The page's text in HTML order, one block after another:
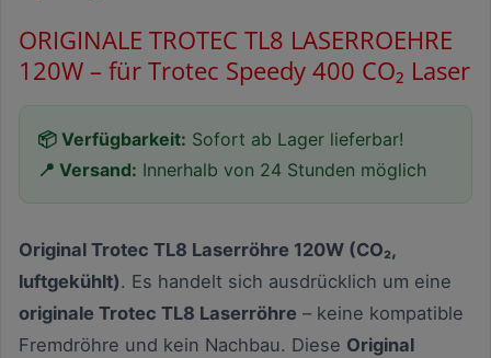
ORIGINALE TROTEC TL8 LASERROEHRE
120W – für Trotec Speedy 400 CO₂ Laser
📦 Verfügbarkeit: Sofort ab Lager lieferbar!
📍 Versand: Innerhalb von 24 Stunden möglich
Original Trotec TL8 Laserröhre 120W (CO₂,
luftgekühlt). Es handelt sich ausdrücklich um eine
originale Trotec TL8 Laserröhre – keine kompatible
Fremdröhre und kein Nachbau. Diese Original